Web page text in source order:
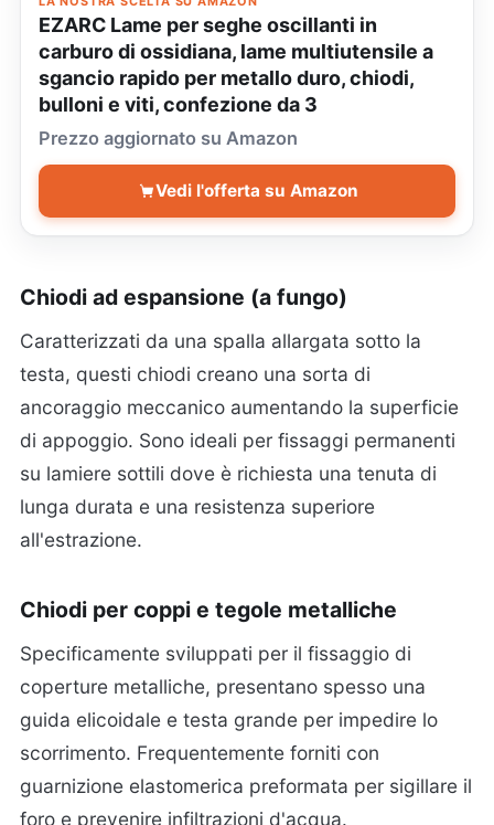
EZARC Lame per seghe oscillanti in
carburo di ossidiana, lame multiutensile a
sgancio rapido per metallo duro, chiodi,
bulloni e viti, confezione da 3
Prezzo aggiornato su Amazon
Vedi l'offerta su Amazon
Chiodi ad espansione (a fungo)
Caratterizzati da una spalla allargata sotto la
testa, questi chiodi creano una sorta di
ancoraggio meccanico aumentando la superficie
di appoggio. Sono ideali per fissaggi permanenti
su lamiere sottili dove è richiesta una tenuta di
lunga durata e una resistenza superiore
all'estrazione.
Chiodi per coppi e tegole metalliche
Specificamente sviluppati per il fissaggio di
coperture metalliche, presentano spesso una
guida elicoidale e testa grande per impedire lo
scorrimento. Frequentemente forniti con
guarnizione elastomerica preformata per sigillare il
foro e prevenire infiltrazioni d'acqua.